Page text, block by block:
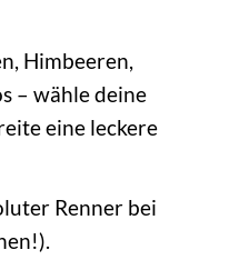
Himbeeren,
– wähle deine
eine leckere
Renner bei